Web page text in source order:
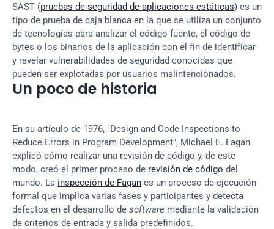
SAST (pruebas de seguridad de aplicaciones estáticas) es un
tipo de prueba de caja blanca en la que se utiliza un conjunto
de tecnologías para analizar el código fuente, el código de
bytes o los binarios de la aplicación con el fin de identificar
y revelar vulnerabilidades de seguridad conocidas que
pueden ser explotadas por usuarios malintencionados.
Un poco de historia
En su artículo de 1976, "Design and Code Inspections to
Reduce Errors in Program Development", Michael E. Fagan
explicó cómo realizar una revisión de código y, de este
modo, creó el primer proceso de revisión de código del
mundo. La inspección de Fagan es un proceso de ejecución
formal que implica varias fases y participantes y detecta
defectos en el desarrollo de software mediante la validación
de criterios de entrada y salida predefinidos.